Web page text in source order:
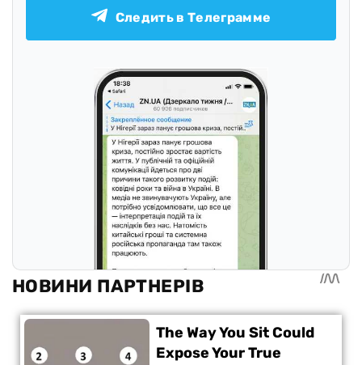
Следить в Телеграмме